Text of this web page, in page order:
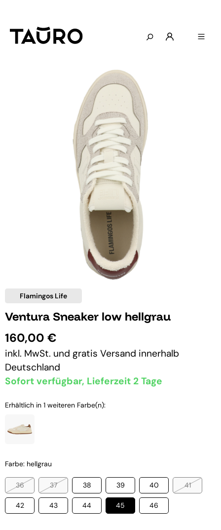
Flamingos Life
Ventura Sneaker low hellgrau
160,00 €
inkl. MwSt. und gratis Versand innerhalb
Deutschland
Sofort verfügbar, Lieferzeit 2 Tage
Erhältlich in 1 weiteren Farbe(n):
Farbe: hellgrau
36 37 38 39 40 41
42 43 44 45 46